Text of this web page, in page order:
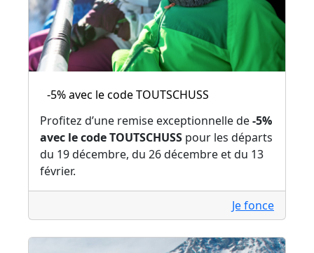
-5% avec le code TOUTSCHUSS
Profitez d’une remise exceptionnelle de-5%
avec le code TOUTSCHUSS pour les départs
du 19 décembre, du 26 décembre et du 13
février.
Je fonce